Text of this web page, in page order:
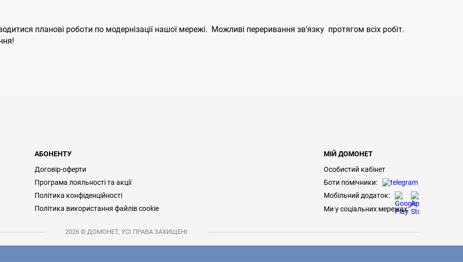
планові роботи по модернізації нашої мережі. Можливі переривання звʼязку протягом всіх робіт.
АБОНЕНТУ
Договір-оферти
Програма лояльності та акції
Політика конфіденційності
Політика використання файлів cookie
МІЙ ДОМОНЕТ
Особистий кабінет
Боти помічники:
Мобільний додаток:
Ми у соціальних мережах:
2026 © ДОМОНЕТ, УСІ ПРАВА ЗАХИЩЕНІ